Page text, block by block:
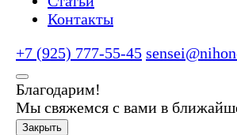
Контакты
+7 (925) 777-55-45
Благодарим!
Мы свяжемся с вами в
Закрыть